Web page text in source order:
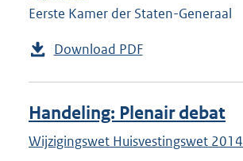
Eerste Kamer der Staten-Generaal
Download PDF
Handeling: Plenair debat
Wijzigingswet Huisvestingswet 2014